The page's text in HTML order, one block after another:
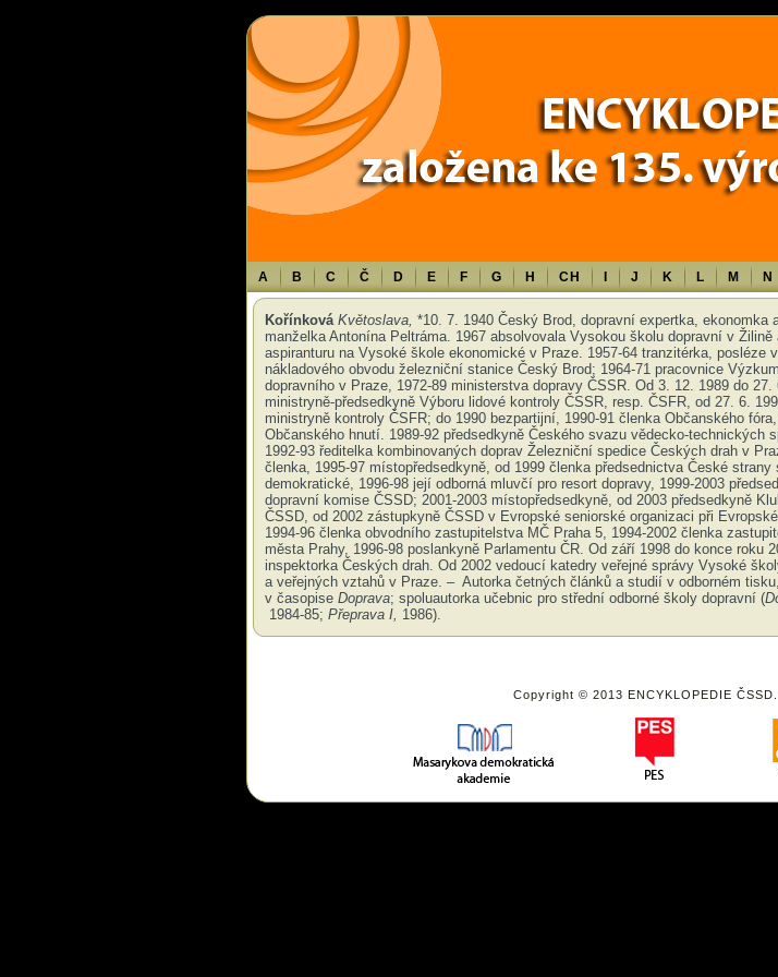
: Use of undefined constant TXT - assumed 'TXT' (this will throw an Error in a future version of PHP) in /data/
A B C Č D E F G H CH J K L M N
Kořínková Květoslava, *10. 7. 1940 Český Brod, dopravní expertka, ekonomka
manželka Antonína Peltráma. 1967 absolvovala Vysokou školu dopravní v Žilině
aspiranturu na Vysoké škole ekonomické v Praze. 1957-64 tranzitérka, posléze
nákladového obvodu železniční stanice Český Brod; 1964-71 pracovnice
dopravního v Praze, 1972-89 ministerstva dopravy ČSSR. Od 3. 12. 1989 do 27.
ministryně-předsedkyně Výboru lidové kontroly ČSSR, resp. ČSFR, od 27. 6.
ministryně kontroly ČSFR; do 1990 bezpartijní, 1990-91 členka Občanského
Občanského hnutí. 1989-92 předsedkyně Českého svazu vědecko-technických
1992-93 ředitelka kombinovaných doprav Železniční spedice Českých drah v
členka, 1995-97 místopředsedkyně, od 1999 členka předsednictva České strany
demokratické, 1996-98 její odborná mluvčí pro resort dopravy, 1999-2003
dopravní komise ČSSD; 2001-2003 místopředsedkyně, od 2003 předsedkyně
ČSSD, od 2002 zástupkyně ČSSD v Evropské seniorské organizaci při
1994-96 členka obvodního zastupitelstva MČ Praha 5, 1994-2002 členka
města Prahy, 1996-98 poslankyně Parlamentu ČR. Od září 1998 do konce roku
inspektorka Českých drah. Od 2002 vedoucí katedry veřejné správy Vysoké
a veřejných vztahů v Praze. – Autorka četných článků a studií v odborném
v časopise Doprava; spoluautorka učebnic pro střední odborné školy dopravní (
1984-85; Přeprava I, 1986).
Copyright © 2013 ENCYKLOPEDIE